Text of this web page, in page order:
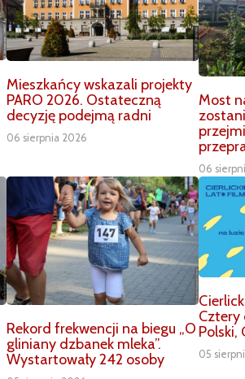
Mieszkańcy wskazali projekty
PARO 2026. Ostateczną
decyzję podejmą radni
06 sierpnia 2026
Most
06
Rekord frekwencji na biegu „O
gliniany dzbanek mleka”.
Wystartowały 242 osoby
Cztery
Polski,
05